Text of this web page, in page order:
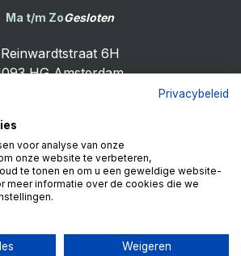
Cheap Bike Shop
4.9
on 99 reviews
ons op
Ma t/m ZoGesloten
Reinwardtstraat 6H
HG Amsterdam
Privacybeleid
voor analyse van onze
onze website te verbeteren,
te tonen en om u een geweldige website-
meer informatie over de cookies die we
Weigeren